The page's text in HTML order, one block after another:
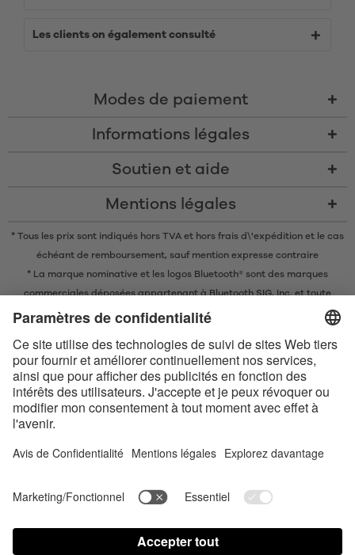
Les clients on également consulté
Modes de paiement
Informations légales
Soutien et aide
Mentions légales
* Tous les prix sont indiqués hors TVA et hors frais d\'expédition et le cas
échéant de remboursement, sauf mention expresse contraire
* La marque nominative et les logos Bluetooth® sont des marques
commerciales déposées appartenant à Bluetooth SIG, Inc. et toute
utilisation de ces marques par EIS GmbH est soumise à une licence.